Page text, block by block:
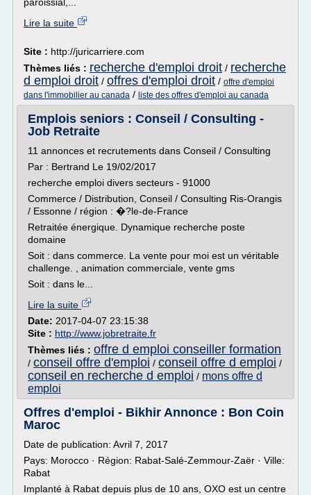
Lire la suite
Site : http://juricarriere.com
Thèmes liés : recherche d'emploi droit / recherche
d emploi droit / offres d'emploi droit / offre d'emploi
dans l'immobilier au canada / liste des offres d'emploi au canada
Emplois seniors : Conseil / Consulting -
Job Retraite
11 annonces et recrutements dans Conseil / Consulting
Par : Bertrand Le 19/02/2017
recherche emploi divers secteurs - 91000
Commerce / Distribution, Conseil / Consulting Ris-Orangis
/ Essonne / région : �?le-de-France
Retraitée énergique. Dynamique recherche poste
domaine
Soit : dans commerce. La vente pour moi est un véritable
challenge. , animation commerciale, vente gms
Soit : dans le...
Lire la suite
Date: 2017-04-07 23:15:38
Site : http://www.jobretraite.fr
Thèmes liés : offre d emploi conseiller formation
/ conseil offre d'emploi / conseil offre d emploi /
conseil en recherche d emploi / mons offre d
emploi
Offres d'emploi - Bikhir Annonce : Bon Coin
Maroc
Date de publication: Avril 7, 2017
Pays: Morocco · Région: Rabat-Salé-Zemmour-Zaër · Ville:
Rabat
Implanté à Rabat depuis plus de 10 ans, OXO est un centre